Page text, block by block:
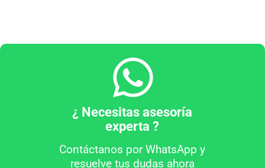
¿ Necesitas asesoría
experta ?
Contáctanos por WhatsApp y
resuelve tus dudas ahora